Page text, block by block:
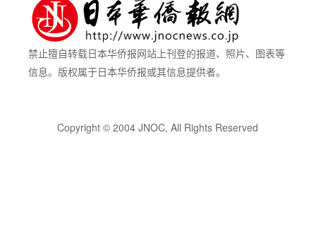
禁止擅自转载日本华侨报网站上刊登的报道、照片、图表等
信息。版权属于日本华侨报或其信息提供者。
Copyright © 2004 JNOC, All Rights Reserved